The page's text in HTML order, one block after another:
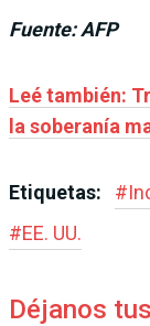
Fuente: AFP
Leé también:
la soberanía
Etiquetas: #
#EE. UU.
Déjanos